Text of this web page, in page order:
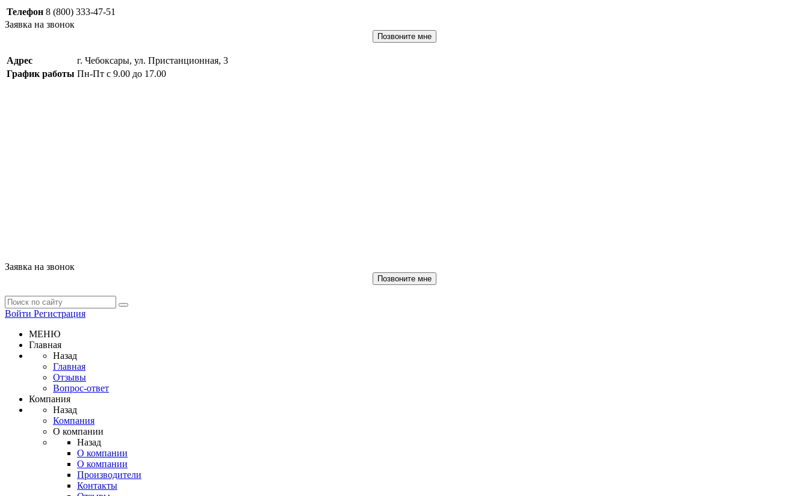
Телефон 8 (800) 333-47-51
Заявка на звонок
Позвоните мне
Адрес
г. Чебоксары, ул. Пристанционная, 3
График работы Пн-Пт с 9.00 до 17.00
Заявка на звонок
Позвоните мне
Войти Регистрация
МЕНЮ
Главная
Назад
Главная
Отзывы
Вопрос-ответ
Компания
Назад
Компания
О компании
Назад
О компании
О компании
Производители
Контакты